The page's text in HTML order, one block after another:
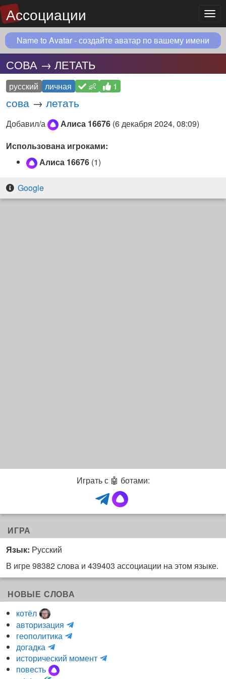
Ассоциации
Name to Avatar - создайте аватар по вашему имени
СОВА → ЛЕТАТЬ
русский личная 👶 1
сова → летать
Добавил/а Алиса 16676 (6 декабря 2024, 08:09)
Использована игроками:
Алиса 16676 (1)
Google
Играть с 🤖 ботами:
ИГРА
Язык: Русский
В игре 98382 слова и 439403 ассоциации на этом языке.
НОВЫЕ СЛОВА
котёл
авторизация
и
о
геополитика
H
d
догадка
m
a
r
исторический момент
и
повесть